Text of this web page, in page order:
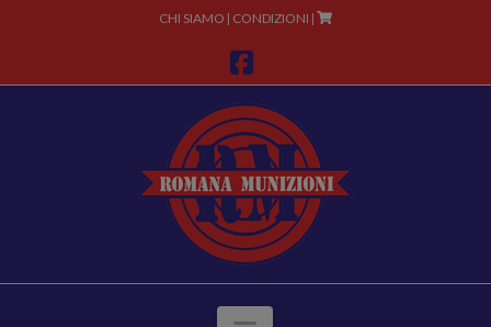
CHI SIAMO | CONDIZIONI |
Facebook